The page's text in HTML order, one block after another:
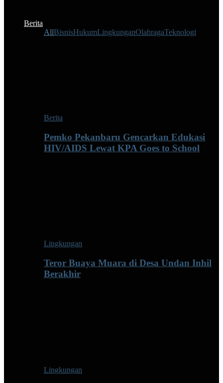
Berita
AllBisnisHukumLingkunganOlahragaTeknologi
Berita
Pemko Pekanbaru Gencarkan Edukasi
HIV/AIDS Lewat KPA Goes to School
Lingkungan
Teror Buaya Muara di Desa Undan Inhil
Berakhir
Lingkungan